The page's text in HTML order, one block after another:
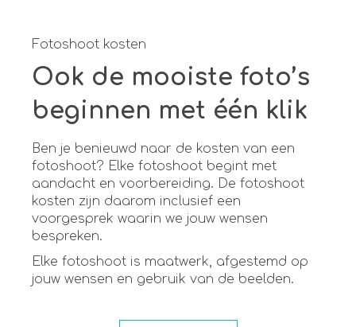
Fotoshoot kosten
Ook de mooiste foto’s
beginnen met één klik
Ben je benieuwd naar de kosten van een
fotoshoot? Elke fotoshoot begint met
aandacht en voorbereiding. De fotoshoot
kosten zijn daarom inclusief een
voorgesprek waarin we jouw wensen
bespreken.
Elke fotoshoot is maatwerk, afgestemd op
jouw wensen en gebruik van de beelden.